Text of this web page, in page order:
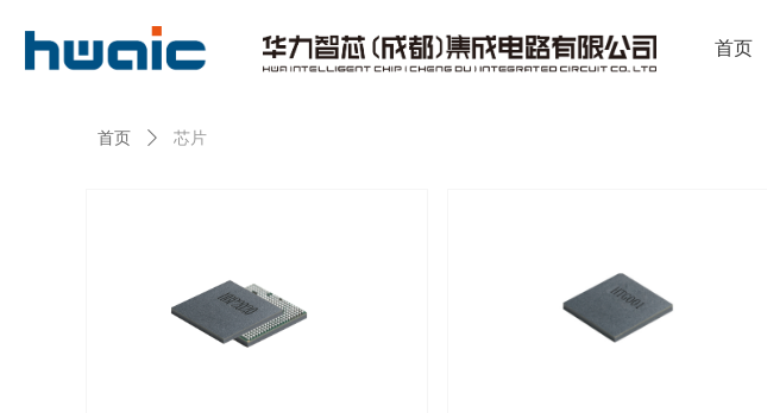
首页
首页 ꄲ 芯片